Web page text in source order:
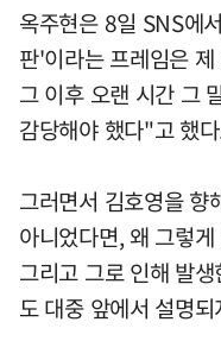
옥주현은 8일 SNS에
판'이라는 프레임은
그 이후 오랜 시간 그
감당해야 했다"고 했
그러면서 김호영을 향
아니었다면, 왜 그렇
그리고 그로 인해 발
도 대중 앞에서 설명